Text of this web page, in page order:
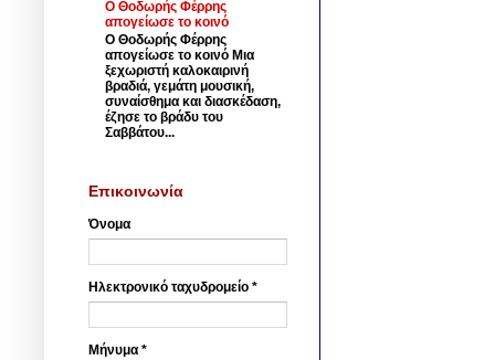
Ο Θοδωρής Φέρρης
απογείωσε το κοινό
Ο Θοδωρής Φέρρης
απογείωσε το κοινό Μια
ξεχωριστή καλοκαιρινή
βραδιά, γεμάτη μουσική,
συναίσθημα και διασκέδαση,
έζησε το βράδυ του
Σαββάτου...
Επικοινωνία
Όνομα
Ηλεκτρονικό ταχυδρομείο *
Μήνυμα *